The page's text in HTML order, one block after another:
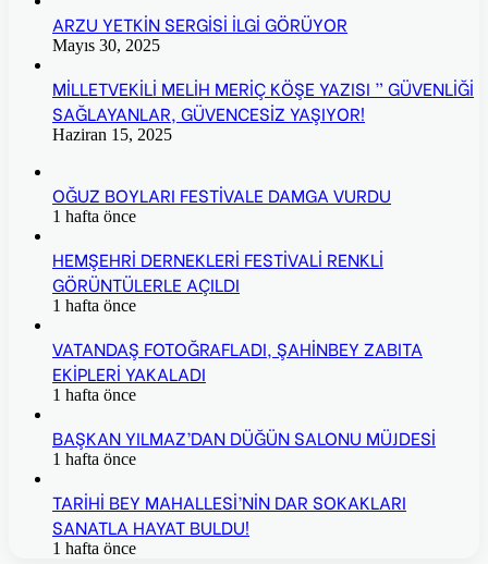
ARZU YETKİN SERGİSİ İLGİ GÖRÜYOR
Mayıs 30, 2025
MİLLETVEKİLİ MELİH MERİÇ KÖŞE YAZISI ” GÜVENLİĞİ
SAĞLAYANLAR, GÜVENCESİZ YAŞIYOR!
Haziran 15, 2025
OĞUZ BOYLARI FESTİVALE DAMGA VURDU
1 hafta önce
HEMŞEHRİ DERNEKLERİ FESTİVALİ RENKLİ
GÖRÜNTÜLERLE AÇILDI
1 hafta önce
VATANDAŞ FOTOĞRAFLADI, ŞAHİNBEY ZABITA
EKİPLERİ YAKALADI
1 hafta önce
BAŞKAN YILMAZ’DAN DÜĞÜN SALONU MÜJDESİ
1 hafta önce
TARİHİ BEY MAHALLESİ’NİN DAR SOKAKLARI
SANATLA HAYAT BULDU!
1 hafta önce